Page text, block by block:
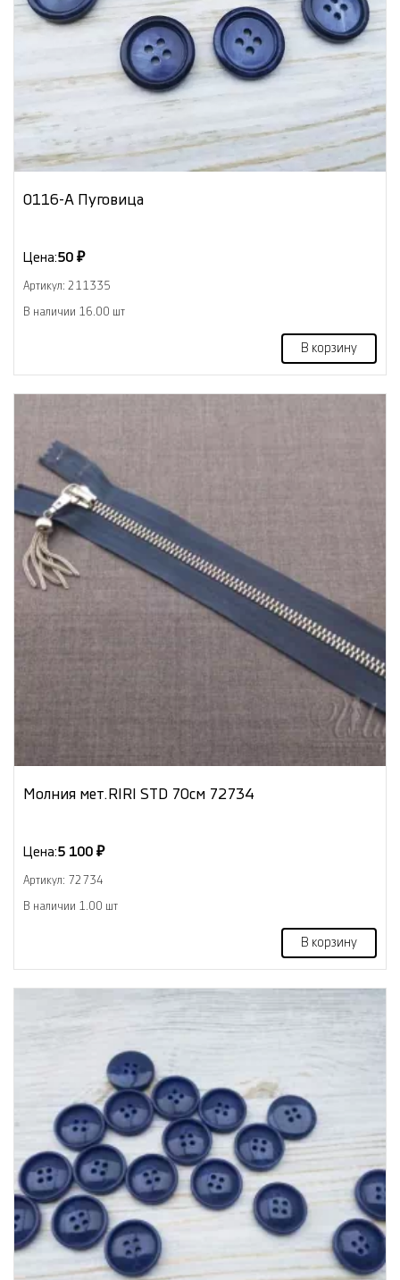
0116-А Пуговица
Цена:50 ₽
Артикул: 211335
В наличии 16.00 шт
В корзину
Молния мет.RIRI STD 70см 72734
Цена:5 100 ₽
Артикул: 72734
В наличии 1.00 шт
В корзину